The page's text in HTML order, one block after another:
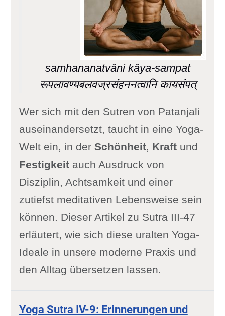
samhananatvâni kâya-sampat
रूपलावण्यबलवज्रसंहननत्वानि कायसंपत्
Wer sich mit den Sutren von Patanjali
auseinandersetzt, taucht in eine Yoga-
Welt ein, in der Schönheit, Kraftund
Festigkeitauch Ausdruck von
Disziplin, Achtsamkeit und einer
zutiefst meditativen Lebensweise sein
können. Dieser Artikel zu Sutra III-47
erläutert, wie sich diese uralten Yoga-
Ideale in unsere moderne Praxis und
den Alltag übersetzen lassen.
Yoga Sutra IV-9: Erinnerungen und